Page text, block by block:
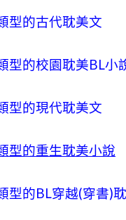
型的古代耽美文
型的校園耽美BL小
型的現代耽美文
型的重生耽美小說
型的BL穿越(穿書)